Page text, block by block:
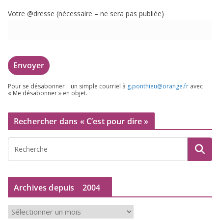
Votre @dresse (néces­saire – ne sera pas publiée)
Pour se désa­bon­ner : un simple cour­riel à g.​ponthieu@​orange.​fr avec
« Me désa­bon­ner » en objet.
Rechercher dans « C’est pour dire »
Archives depuis 2004